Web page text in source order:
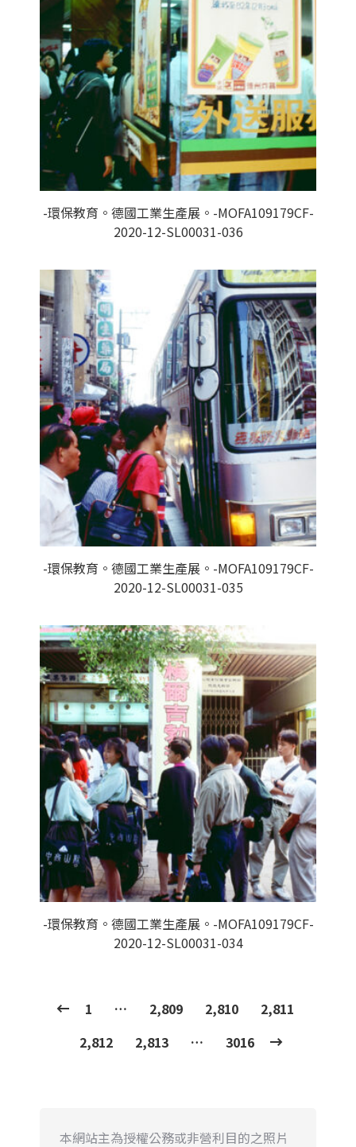
-環保教育。德國工業生產展。-MOFA109179CF-
2020-12-SL00031-036
-環保教育。德國工業生產展。-MOFA109179CF-
2020-12-SL00031-035
-環保教育。德國工業生產展。-MOFA109179CF-
2020-12-SL00031-034
1 … 2,809 2,810
2,811
2,812
2,813 … 3016
本網站主為授權公務或非營利目的之照片